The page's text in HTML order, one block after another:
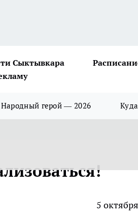
Сыктывкара
Народный герой — 2026
5